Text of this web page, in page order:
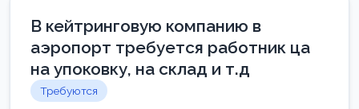
В кейтринговую компанию в
аэропорт требуется работник ца
на упоковку, на склад и т.д
Требуются